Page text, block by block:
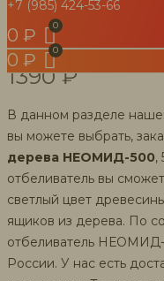
+7 (985) 424-53-66
0 ₽
0 ₽
1390₽
В данном разделе
вы можете выбрать,
дерева НЕОМИД-500,
отбеливатель вы
светлый цвет
ящиков из дерева. По
отбеливатель НЕОМИД-
России. У нас есть